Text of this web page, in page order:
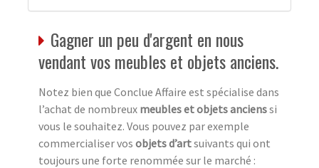
Gagner un peu d'argent en nous
vendant vos meubles et objets anciens.
Notez bien que Conclue Affaire est spécialise dans
l’achat de nombreux meubles et objets ancienssi
vous le souhaitez. Vous pouvez par exemple
commercialiser vos objets d’artsuivants qui ont
toujours une forte renommée sur le marché :